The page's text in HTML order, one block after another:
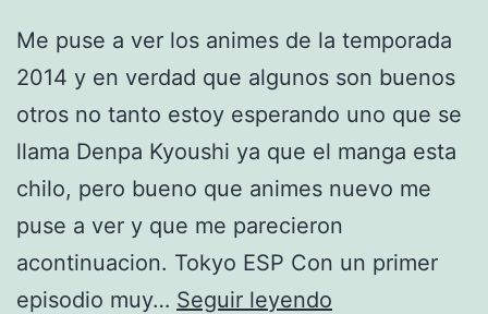
Me puse a ver los animes de la temporada
2014 y en verdad que algunos son buenos
otros no tanto estoy esperando uno que se
llama Denpa Kyoushi ya que el manga esta
chilo, pero bueno que animes nuevo me
puse a ver y que me parecieron
acontinuacion. Tokyo ESP Con un primer
episodio muy… Seguir leyendo